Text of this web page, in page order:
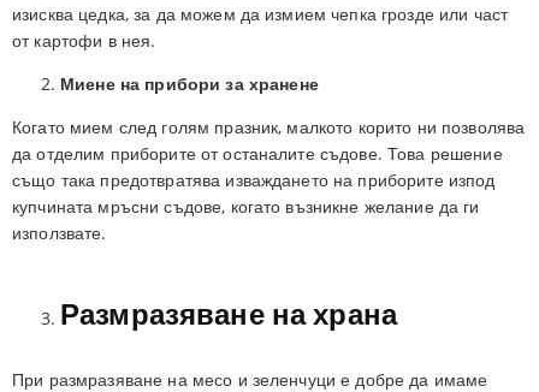
изисква цедка, за да можем да измием чепка грозде или част
от картофи в нея.
Миене на прибори за хранене
Когато мием след голям празник, малкото корито ни позволява
да отделим приборите от останалите съдове. Това решение
също така предотвратява изваждането на приборите изпод
купчината мръсни съдове, когато възникне желание да ги
използвате.
Размразяване на храна
При размразяване на месо и зеленчуци е добре да имаме